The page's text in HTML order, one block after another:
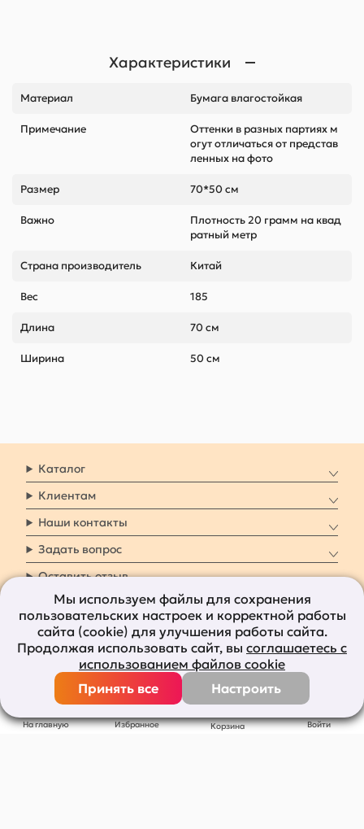
На главную Избранное Корзина Войти
Характеристики
Материал Бумага влагостойкая
Примечание
Оттенки в разных партиях м
огут отличаться от представ
ленных на фото
Размер 70*50 см
Важно
Плотность 20 грамм на квад
ратный метр
Страна производитель Китай
Вес 185
Длина 70 см
Ширина 50 см
Каталог
Клиентам
Наши контакты
Задать вопрос
Оставить отзыв
8 800 7009 161 Заказать звонок
Наши социальные
сети
Все права защищены © 2011-2026bolshepodarkov.ru
Мы используем файлы для сохранения
пользовательских настроек и корректной работы
сайта (cookie) для улучшения работы сайта.
Продолжая использовать сайт, вы соглашаетесь с
использованием файлов cookie
Принять все
Настроить